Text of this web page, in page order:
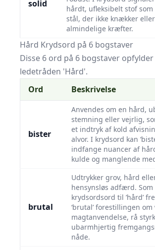
solid
hårdt, ufleksibelt stof
stål, der ikke knækker
almindelige kræfter.
Hård Krydsord på 6 bogstaver
Disse 6 ord på 6 bogstaver
ledetråden 'Hård'.
Ord
Beskrivelse
bister
Anvendes om en hård,
stemning eller vejrlig,
et indtryk af kold
alvor. I krydsord kan
indfange nuancer af
kulde og manglende
brutal
Udtrykker grov, hård
hensynsløs adfærd. Som
krydsordsord til ’hård’
‘brutal’ forestillingen om
magtanvendelse, rå
ubarmhjertig
nåde.